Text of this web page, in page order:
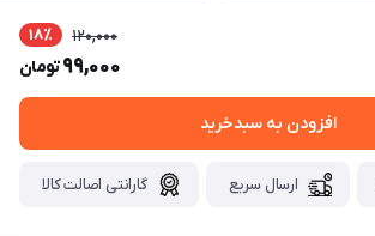
120,000 18٪
99,000تومان
افزودن به سبدخرید
ارسال سریع گارانتی اصالت کالا